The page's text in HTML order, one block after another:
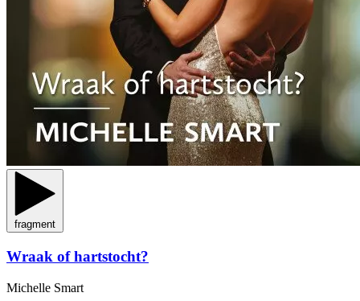
fragment
Wraak of hartstocht?
Michelle Smart